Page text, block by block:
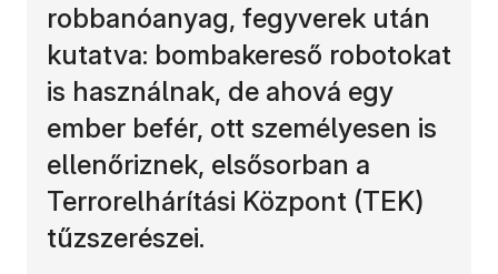
robbanóanyag, fegyverek után
kutatva: bombakereső robotokat
is használnak, de ahová egy
ember befér, ott személyesen is
ellenőriznek, elsősorban a
Terrorelhárítási Központ (TEK)
tűzszerészei.